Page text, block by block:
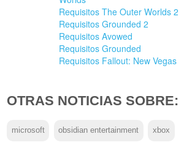
Requisitos The Outer Worlds 2
Requisitos Grounded 2
Requisitos Avowed
Requisitos Grounded
Requisitos Fallout: New Vegas
OTRAS NOTICIAS SOBRE:
microsoft obsidian entertainment xbox